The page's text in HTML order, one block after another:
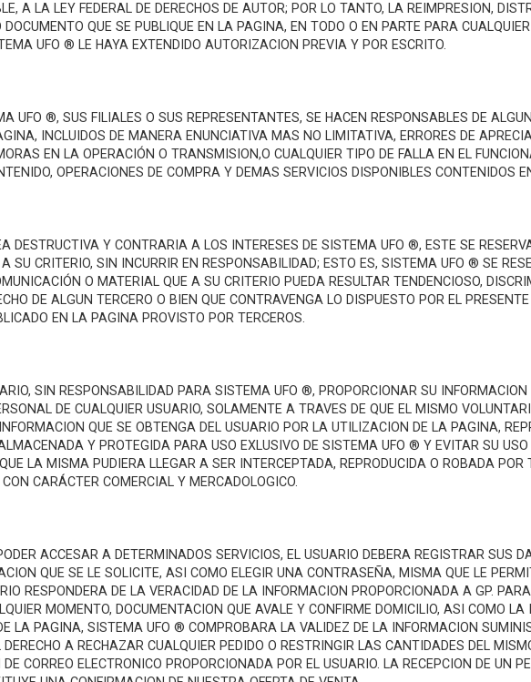
Enviar por email
Mensaje
A LA LEY FEDERAL DE DERECHOS DE AUTOR; POR LO TANTO, LA REIMPRESION,
QUE SE PUBLIQUE EN LA PAGINA, EN TODO O EN PARTE PARA
UFO ® LE HAYA EXTENDIDO AUTORIZACION PREVIA Y POR ESCRITO.
UFO ®, SUS FILIALES O SUS REPRESENTANTES, SE HACEN RESPONSABLES DE
INCLUIDOS DE MANERA ENUNCIATIVA MAS NO LIMITATIVA, ERRORES DE
EN LA OPERACIÓN O TRANSMISION,O CUALQUIER TIPO DE FALLA EN EL
OPERACIONES DE COMPRA Y DEMAS SERVICIOS DISPONIBLES CONTENIDOS
DESTRUCTIVA Y CONTRARIA A LOS INTERESES DE SISTEMA UFO ®, ESTE SE
SU CRITERIO, SIN INCURRIR EN RESPONSABILIDAD; ESTO ES, SISTEMA UFO ® SE
O MATERIAL QUE A SU CRITERIO PUEDA RESULTAR TENDENCIOSO,
DE ALGUN TERCERO O BIEN QUE CONTRAVENGA LO DISPUESTO POR EL
EN LA PAGINA PROVISTO POR TERCEROS.
SIN RESPONSABILIDAD PARA SISTEMA UFO ®, PROPORCIONAR SU
DE CUALQUIER USUARIO, SOLAMENTE A TRAVES DE QUE EL MISMO
QUE SE OBTENGA DEL USUARIO POR LA UTILIZACION DE LA PAGINA,
Y PROTEGIDA PARA USO EXLUSIVO DE SISTEMA UFO ® Y EVITAR SU
LA MISMA PUDIERA LLEGAR A SER INTERCEPTADA, REPRODUCIDA O ROBADA
CARÁCTER COMERCIAL Y MERCADOLOGICO.
ACCESAR A DETERMINADOS SERVICIOS, EL USUARIO DEBERA REGISTRAR SUS
QUE SE LE SOLICITE, ASI COMO ELEGIR UNA CONTRASEÑA, MISMA QUE LE
RESPONDERA DE LA VERACIDAD DE LA INFORMACION PROPORCIONADA A GP.
MOMENTO, DOCUMENTACION QUE AVALE Y CONFIRME DOMICILIO, ASI COMO
LA PAGINA, SISTEMA UFO ® COMPROBARA LA VALIDEZ DE LA INFORMACION
A RECHAZAR CUALQUIER PEDIDO O RESTRINGIR LAS CANTIDADES DEL
CORREO ELECTRONICO PROPORCIONADA POR EL USUARIO. LA RECEPCION DE UN